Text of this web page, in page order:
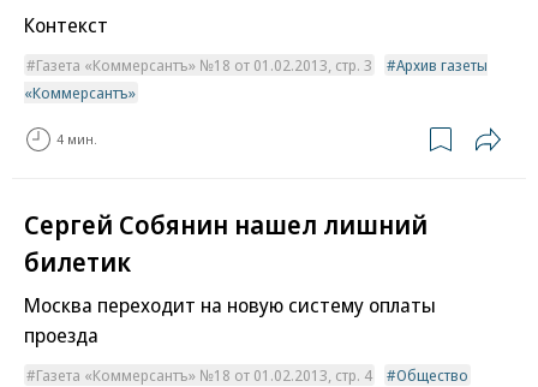
Контекст
Газета «Коммерсантъ» №18 от 01.02.2013, стр. 3
Архив газеты
«Коммерсантъ»
4 мин.
Сергей Собянин нашел лишний
билетик
Москва переходит на новую систему оплаты
проезда
Газета «Коммерсантъ» №18 от 01.02.2013, стр. 4
Общество